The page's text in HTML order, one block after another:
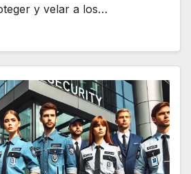
y velar a los…